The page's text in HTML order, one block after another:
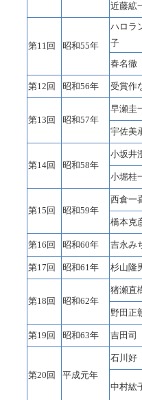
近藤絋
第11回 昭和55年
ハロラ
子
春名徹
第12回 昭和56年 受賞作
第13回 昭和57年
早瀬圭
宇佐美
第14回 昭和58年
小坂井
小堀桂
第15回 昭和59年
西倉一
橋本克
第16回 昭和60年 吉永み
第17回 昭和61年 杉山隆
第18回 昭和62年
猪瀬直
野田正
第19回 昭和63年 吉田司
第20回 平成元年
石川好
中村紘